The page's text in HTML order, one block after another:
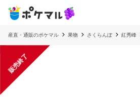
産直・通販のポケマル 果物 さくらんぼ 紅秀峰
販売終了